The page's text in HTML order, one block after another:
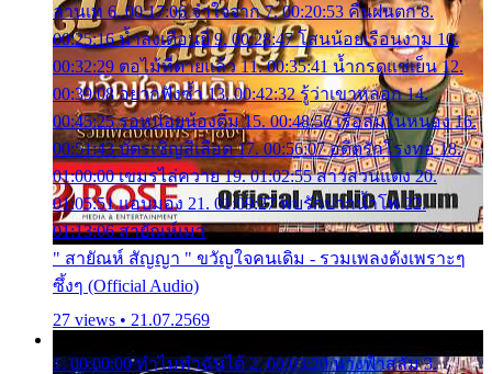
ลานเท 6. 00:17:06 จำใจจาก 7. 00:20:53 คืนฝนตก 8.
00:25:16 น้ำลงเดือนยี่ 9. 00:28:47 โสนน้อยเรือนงาม 10.
00:32:29 ตอไม้ที่ตายแล้ว 11. 00:35:41 น้ำกรดแช่เย็น 12.
00:39:08 อยากฟังซ้ำ 13. 00:42:32 รู้ว่าเขาหลอก 14.
00:45:25 รอหน่อยน้องติ๋ม 15. 00:48:56 เรือล่มในหนอง 16.
00:51:43 บัตรเชิญสีเลือด 17. 00:56:07 อดีตรักโรงทอ 18.
01:00:00 เขมรไล่ควาย 19. 01:02:55 สาวสวนแตง 20.
01:05:51 แอบมอง 21. 01:09:27 พบรักปากน้ำโพ 22.
01:13:06 สายัณห์เมา
" สายัณห์ สัญญา " ขวัญใจคนเดิม - รวมเพลงดังเพราะๆ
ซึ้งๆ (Official Audio)
27 views • 21.07.2569
1. 00:00:00 ทำไมทำฉันได้ 2. 00:03:20 นางฟ้าสลัม 3.